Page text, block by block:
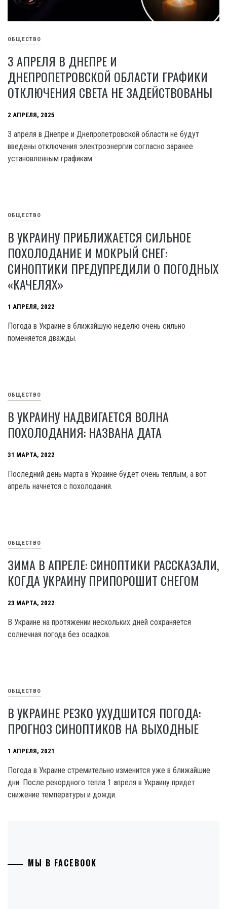
ОБЩЕСТВО
3 АПРЕЛЯ В ДНЕПРЕ И
ДНЕПРОПЕТРОВСКОЙ ОБЛАСТИ ГРАФИКИ
ОТКЛЮЧЕНИЯ СВЕТА НЕ ЗАДЕЙСТВОВАНЫ
2 АПРЕЛЯ, 2025
3 апреля в Днепре и Днепропетровской области не будут
введены отключения электроэнергии согласно заранее
установленным графикам.
ОБЩЕСТВО
В УКРАИНУ ПРИБЛИЖАЕТСЯ СИЛЬНОЕ
ПОХОЛОДАНИЕ И МОКРЫЙ СНЕГ:
СИНОПТИКИ ПРЕДУПРЕДИЛИ О ПОГОДНЫХ
«КАЧЕЛЯХ»
1 АПРЕЛЯ, 2022
Погода в Украине в ближайшую неделю очень сильно
поменяется дважды.
ОБЩЕСТВО
В УКРАИНУ НАДВИГАЕТСЯ ВОЛНА
ПОХОЛОДАНИЯ: НАЗВАНА ДАТА
31 МАРТА, 2022
Последний день марта в Украине будет очень теплым, а вот
апрель начнется с похолодания.
ОБЩЕСТВО
ЗИМА В АПРЕЛЕ: СИНОПТИКИ РАССКАЗАЛИ,
КОГДА УКРАИНУ ПРИПОРОШИТ СНЕГОМ
23 МАРТА, 2022
В Украине на протяжении нескольких дней сохраняется
солнечная погода без осадков.
ОБЩЕСТВО
В УКРАИНЕ РЕЗКО УХУДШИТСЯ ПОГОДА:
ПРОГНОЗ СИНОПТИКОВ НА ВЫХОДНЫЕ
1 АПРЕЛЯ, 2021
Погода в Украине стремительно изменится уже в ближайшие
дни. После рекордного тепла 1 апреля в Украину придет
снижение температуры и дожди.
МЫ В FACEBOOK